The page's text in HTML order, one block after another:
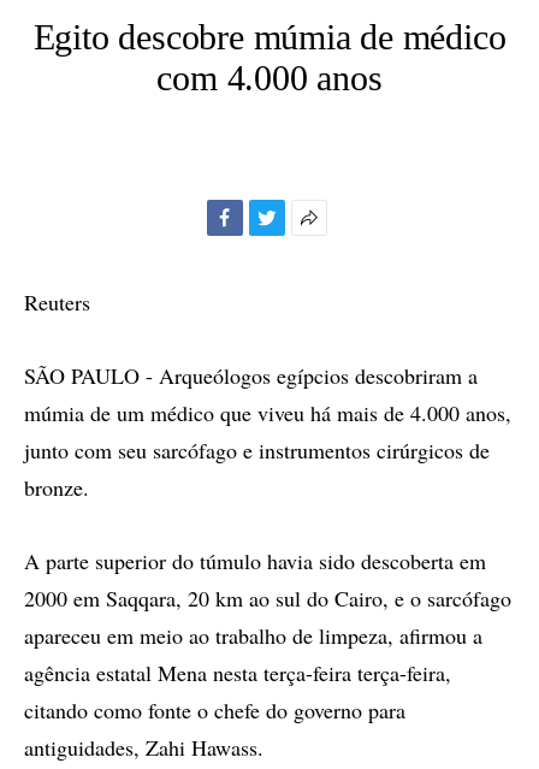
Egito descobre múmia de médico
com 4.000 anos
Reuters
SÃO PAULO - Arqueólogos egípcios descobriram a
múmia de um médico que viveu há mais de 4.000 anos,
junto com seu sarcófago e instrumentos cirúrgicos de
bronze.
A parte superior do túmulo havia sido descoberta em
2000 em Saqqara, 20 km ao sul do Cairo, e o sarcófago
apareceu em meio ao trabalho de limpeza, afirmou a
agência estatal Mena nesta terça-feira terça-feira,
citando como fonte o chefe do governo para
antiguidades, Zahi Hawass.